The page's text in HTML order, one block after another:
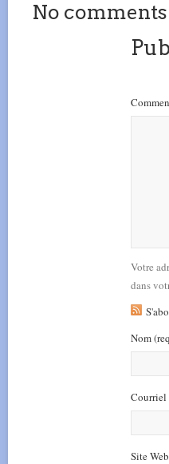
No
Votre
dans
Nom
Courriel
Site